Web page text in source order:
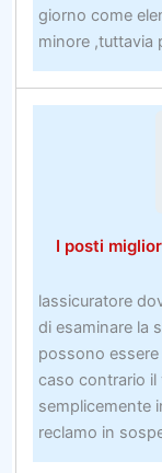
giorno come
minore ,tuttavia
I posti
lassicuratore
di esaminare la
possono
caso contrario
semplicemente
reclamo in